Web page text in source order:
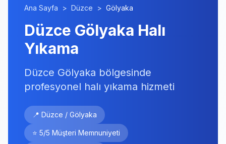
Ana Sayfa > Düzce > Gölyaka
Düzce Gölyaka Halı
Yıkama
Düzce Gölyaka bölgesinde
profesyonel halı yıkama hizmeti
📍 Düzce / Gölyaka
⭐ 5/5 Müşteri Memnuniyeti